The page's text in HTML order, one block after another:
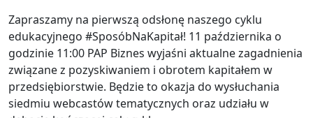
Zapraszamy na pierwszą odsłonę naszego cyklu
edukacyjnego #SposóbNaKapitał! 11 października o
godzinie 11:00 PAP Biznes wyjaśni aktualne zagadnienia
związane z pozyskiwaniem i obrotem kapitałem w
przedsiębiorstwie. Będzie to okazja do wysłuchania
siedmiu webcastów tematycznych oraz udziału w